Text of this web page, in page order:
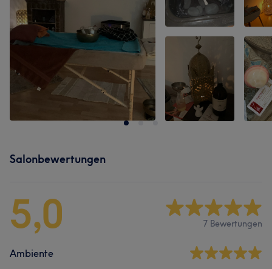
Salonbewertungen
5,0 7 Bewertungen
Ambiente